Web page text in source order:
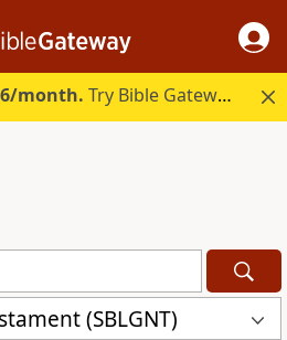
month. Try Bible Gateway Plus.
(SBLGNT)